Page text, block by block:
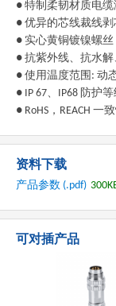
● 特制柔韧材质电
● 优异的芯线裁线
● 实心黄铜镀镍螺
● 抗紫外线、抗水解
● 使用温度范围: 动
● IP 67、IP68 防护
● RoHS，REACH 一
资料下载
产品参数 (.pdf)
可对插产品